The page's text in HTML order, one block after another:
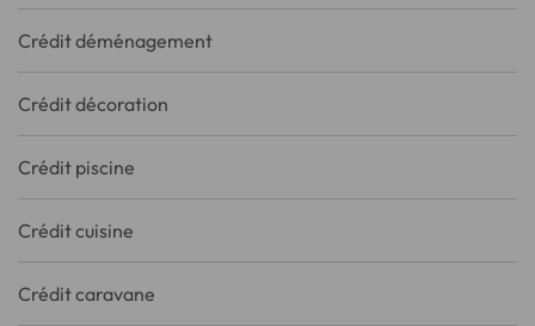
Crédit déménagement
Crédit décoration
Crédit piscine
Crédit cuisine
Crédit caravane